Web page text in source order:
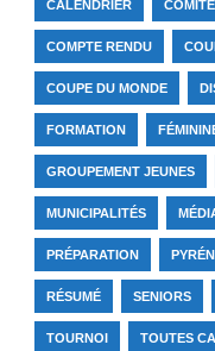
CALENDRIER
COMPTE RENDU
COUPE DU MONDE
FORMATION
GROUPEMENT JEUNES
MUNICIPALITÉS
PRÉPARATION
RÉSUMÉ SENIORS
TOURNOI TOUTES